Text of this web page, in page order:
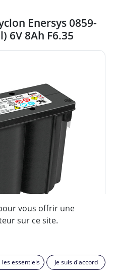
Enersys 0859-
6V 8Ah F6.35
vous offrir une
sur ce site.
les essentiels Je suis d'accord